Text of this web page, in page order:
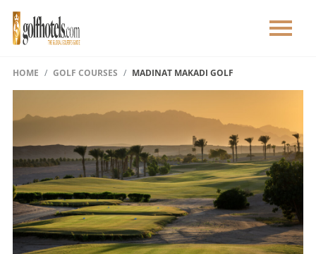
HOME GOLF COURSES MADINAT MAKADI GOLF